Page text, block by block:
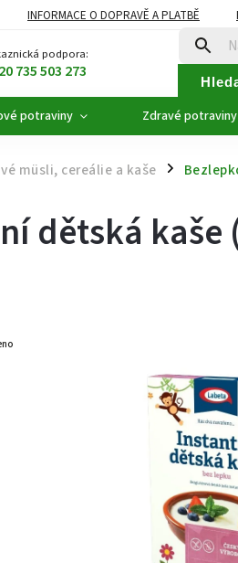
INFORMACE O DOPRAVĚ A PLATBĚ
ZDRAVÉ POTRAVINY
podpora:
735 503 273
potraviny Zdravé potraviny
müsli, cereálie a kaše /
dětská kaše